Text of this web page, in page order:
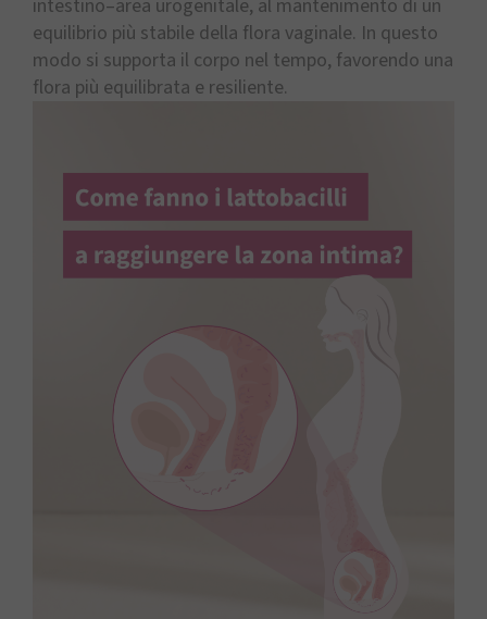
intestino–area urogenitale, al mantenimento di un
equilibrio più stabile della flora vaginale. In questo
modo si supporta il corpo nel tempo, favorendo una
flora più equilibrata e resiliente.